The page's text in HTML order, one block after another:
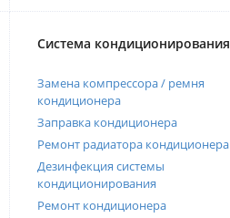
Система кондиционирования
Замена компрессора / ремня
кондиционера
Заправка кондиционера
Ремонт радиатора кондиционера
Дезинфекция системы
кондиционирования
Ремонт кондиционера